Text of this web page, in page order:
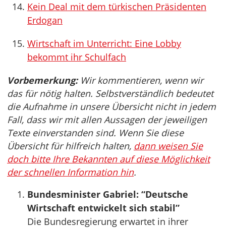
Kein Deal mit dem türkischen Präsidenten
Erdogan
Wirtschaft im Unterricht: Eine Lobby
bekommt ihr Schulfach
Vorbemerkung:Wir kommentieren, wenn wir
das für nötig halten. Selbstverständlich bedeutet
die Aufnahme in unsere Übersicht nicht in jedem
Fall, dass wir mit allen Aussagen der jeweiligen
Texte einverstanden sind. Wenn Sie diese
Übersicht für hilfreich halten, dann weisen Sie
doch bitte Ihre Bekannten auf diese Möglichkeit
der schnellen Information hin.
Bundesminister Gabriel: “Deutsche
Wirtschaft entwickelt sich stabil”
Die Bundesregierung erwartet in ihrer